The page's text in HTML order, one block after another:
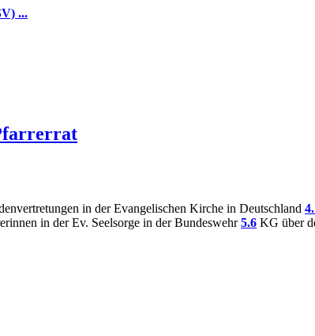
...
in der Evangelischen Kirche in Deutschland
in der Ev. Seelsorge in der Bundeswehr5.6 KG über